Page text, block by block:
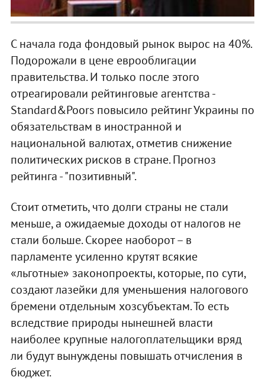
С начала года фондовый рынок вырос на 40%.
Подорожали в цене еврооблигации
правительства. И только после этого
отреагировали рейтинговые агентства -
Standard&Poors повысило рейтинг Украины по
обязательствам в иностранной и
национальной валютах, отметив снижение
политических рисков в стране. Прогноз
рейтинга - "позитивный".
Стоит отметить, что долги страны не стали
меньше, а ожидаемые доходы от налогов не
стали больше. Скорее наоборот – в
парламенте усиленно крутят всякие
«льготные» законопроекты, которые, по сути,
создают лазейки для уменьшения налогового
бремени отдельным хозсубъектам. То есть
вследствие природы нынешней власти
наиболее крупные налогоплательщики вряд
ли будут вынуждены повышать отчисления в
бюджет.